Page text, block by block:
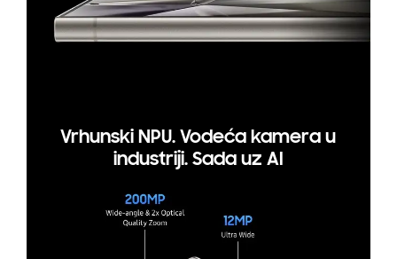
Vrhunski NPU. Vodeća kamera u
industriji. Sada uz AI